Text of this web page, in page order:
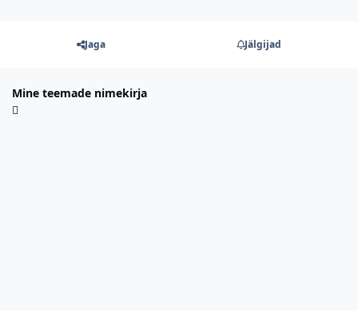
Jaga Jälgijad
Mine teemade nimekirja